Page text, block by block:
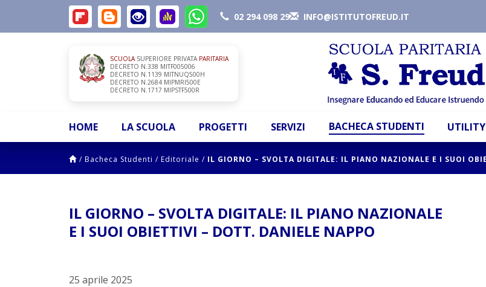
02 294 098 29 INFO@ISTITUTOFREUD.IT
SCUOLASUPERIORE PRIVATA PARITARIA
DECRETO N.338 MITF005006
DECRETO N.1139 MITNUQ500H
DECRETO N.2684 MIPMRI500E
DECRETO N.1717 MIPSTF500R
HOME LA SCUOLA PROGETTI SERVIZI BACHECA STUDENTI UTILITY
/ Bacheca Studenti / Editoriale / IL GIORNO – SVOLTA DIGITALE: IL PIANO NAZIONALE E I SUOI
IL GIORNO – SVOLTA DIGITALE: IL PIANO NAZIONALE
E I SUOI OBIETTIVI – DOTT. DANIELE NAPPO
25 aprile 2025